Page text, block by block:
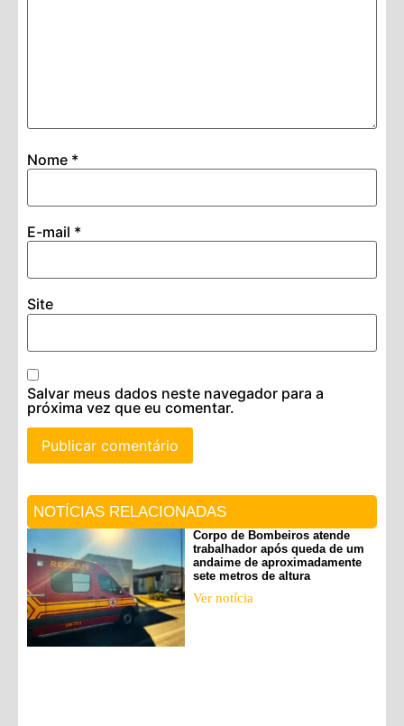
Nome *
E-mail *
Site
Salvar meus dados neste navegador para a
próxima vez que eu comentar.
NOTÍCIAS RELACIONADAS
Corpo de Bombeiros atende
trabalhador após queda de um
andaime de aproximadamente
sete metros de altura
Ver notícia